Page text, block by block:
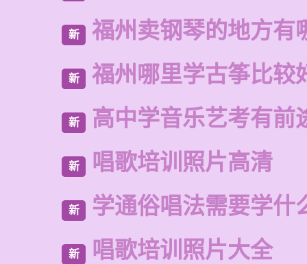
新 福州卖钢琴的地方有
新 福州哪里学古筝比较
新 高中学音乐艺考有前
新 唱歌培训照片高清
新 学通俗唱法需要学什
新 唱歌培训照片大全